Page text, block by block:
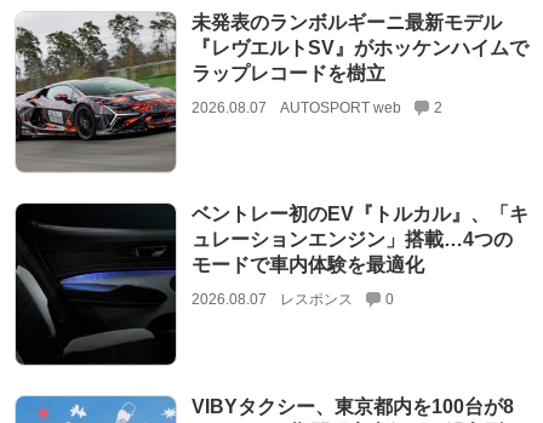
未発表のランボルギーニ最新モデル
『レヴエルトSV』がホッケンハイムで
ラップレコードを樹立
2026.08.07 AUTOSPORT web 2
ベントレー初のEV『トルカル』、「キ
ュレーションエンジン」搭載…4つの
モードで車内体験を最適化
2026.08.07 レスポンス 0
VIBYタクシー、東京都内を100台が8